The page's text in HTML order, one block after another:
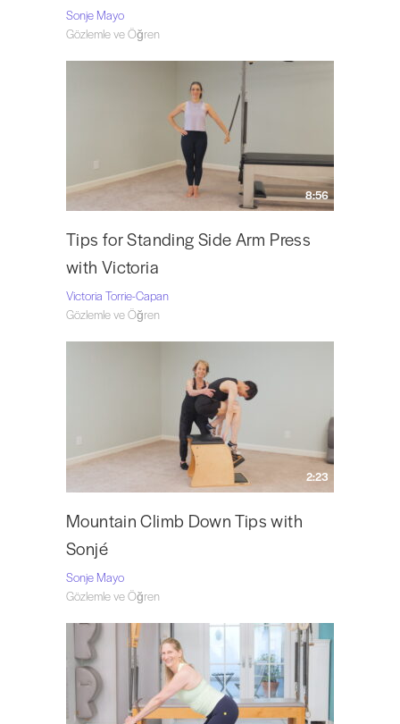
Sonje Mayo
Gözlemle ve Öğren
8:56
Tips for Standing Side Arm Press
with Victoria
Victoria Torrie-Capan
Gözlemle ve Öğren
2:23
Mountain Climb Down Tips with
Sonjé
Sonje Mayo
Gözlemle ve Öğren